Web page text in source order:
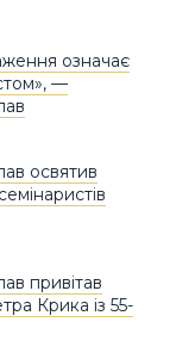
означає
—
освятив
привітав
Крика із 55-